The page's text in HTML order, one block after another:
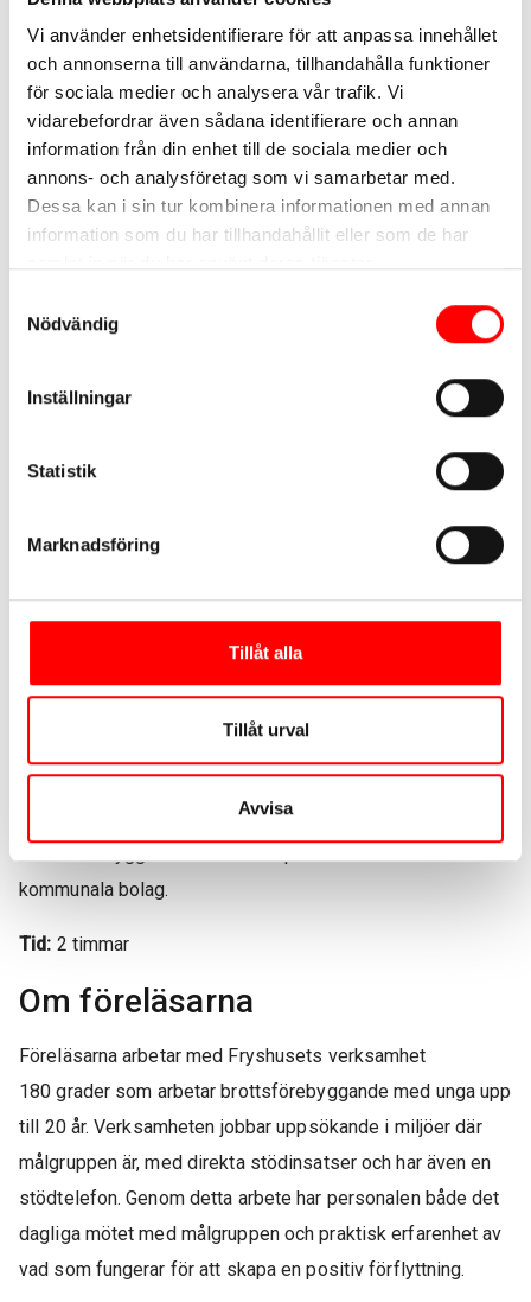
Vi använder enhetsidentifierare för att anpassa innehållet
och annonserna till användarna, tillhandahålla funktioner
för sociala medier och analysera vår trafik. Vi
vidarebefordrar även sådana identifierare och annan
information från din enhet till de sociala medier och
annons- och analysföretag som vi samarbetar med.
Dessa kan i sin tur kombinera informationen med annan
information som du har tillhandahållit eller som de har
Nödvändig
Inställningar
Statistik
Marknadsföring
Tillåt alla
Tillåt urval
Avvisa
att döma och utan att backa. Den här föreläsningen passar
dig som möter unga i din vardag, i ditt yrke eller som
vårdnadshavare. Efter föreläsningen kommer du ha större
trygghet i att förstå de mekanismer som driver
gängrekrytering. Du kommer vara bättre rustad att skapa
dialog, bygga relationer och agera förebyggande i både
små och stora sammanhang. Tillsammans kan vi bromsa
med dig.
Omvärldsanalys: hur ser det ut med gängkriminalitet
Varningstecken anhöriga och yrkesverksamma behöver
Konkreta tips på hur man kan börja prata med sitt barn
Praktiskt
organisationer och företag som ska ta emot unga på
praktik och sommarjobb samt strateger som arbetar
kommunala bolag.
Tid: 2 timmar
Om föreläsarna
Föreläsarna arbetar med Fryshusets verksamhet
180grader som arbetar brottsförebyggande med unga upp
till 20 år. Verksamheten jobbar uppsökande i miljöer där
målgruppen är, med direkta stödinsatser och har även en
stödtelefon. Genom detta arbete har personalen både det
dagliga mötet med målgruppen och praktisk erfarenhet av
vad som fungerar för att skapa en positiv förflyttning.